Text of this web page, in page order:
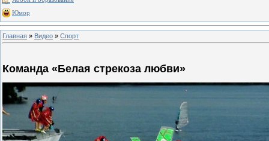
Юмор
Главная » Видео » Спорт
Команда «Белая стрекоза любви»